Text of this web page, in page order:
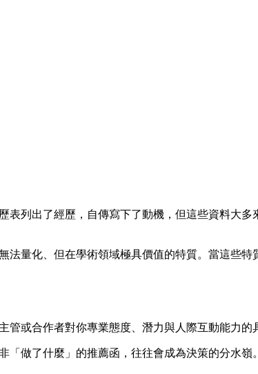
列出了經歷，自傳寫下了動機，但這些資料大多
量化、但在學術領域極具價值的特質。當這些特
或合作者對你專業態度、潛力與人際互動能力的
做了什麼」的推薦函，往往會成為決策的分水嶺